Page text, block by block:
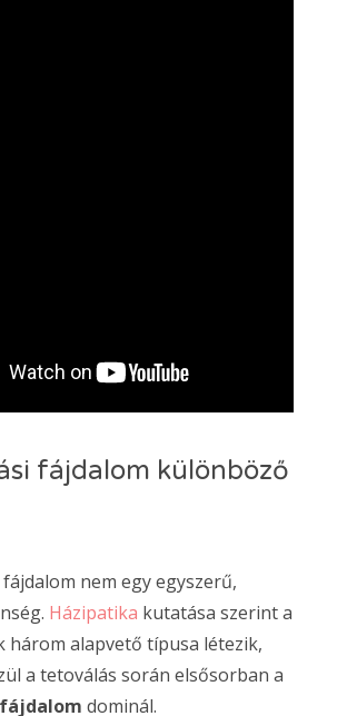
fájdalom különböző
nem egy egyszerű,
Házipatika kutatása szerint a
három alapvető típusa létezik,
a tetoválás során elsősorban a
dominál.